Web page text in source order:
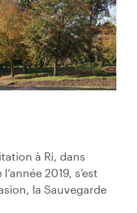
à Ri, dans
2019, s’est
la Sauvegarde